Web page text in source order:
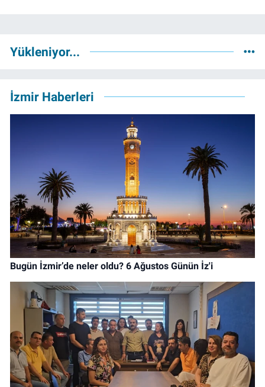
Yükleniyor...
İzmir Haberleri
Bugün İzmir’de neler oldu? 6 Ağustos Günün İz'i